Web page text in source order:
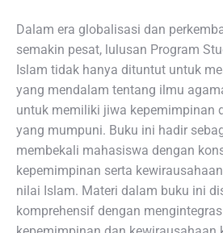
Dalam era globalisasi dan
semakin pesat, lulusan Program
Islam tidak hanya dituntut untuk
yang mendalam tentang ilmu
untuk memiliki jiwa kepemimpinan
yang mumpuni. Buku ini hadir
membekali mahasiswa dengan
kepemimpinan serta
nilai Islam. Materi dalam buku ini
komprehensif dengan